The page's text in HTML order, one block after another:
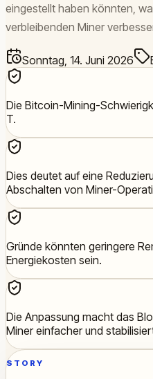
eingestellt haben könnten,
verbleibenden Miner
Sonntag, 14. Juni 2026
Die Bitcoin-Mining-
T.
Dies deutet auf eine
Abschalten von Miner-
Gründe könnten geringere
Energiekosten sein.
Die Anpassung macht das
Miner einfacher und
STORY